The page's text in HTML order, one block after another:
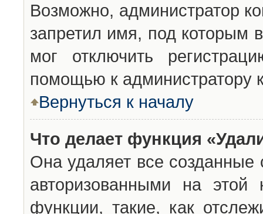
Возможно, администратор
запретил имя, под которым
мог отключить
помощью к администратору
Вернуться к началу
Что делает функция
Она удаляет все созданные
авторизованными на
функции, такие, как